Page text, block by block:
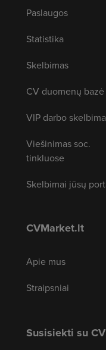
Paslaugos
Statistika
Skelbimas
CV duomenų bazė
VIP darbo
Viešinimas soc.
tinkluose
Skelbimai jūsų
CVMarket.lt
Apie mus
Straipsniai
Susisiekti su